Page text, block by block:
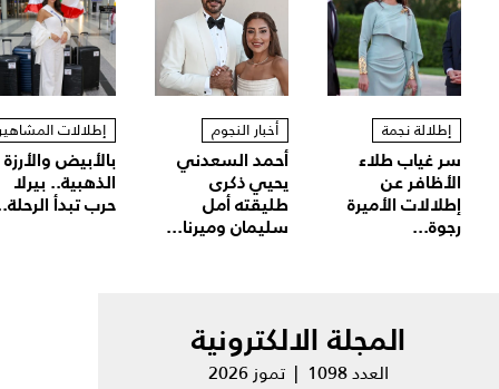
إطلالة نجمة
سر غياب طلاء
الأظافر عن
إطلالات الأميرة
رجوة...
أخبار النجوم
أحمد السعدني
يحيي ذكرى
طليقته أمل
سليمان وميرنا...
إطلالات
بالأبيض والأرزة
الذهبية.. بيرلا
حرب تبدأ
المجلة الالكترونية
العدد 1098 | تموز 2026